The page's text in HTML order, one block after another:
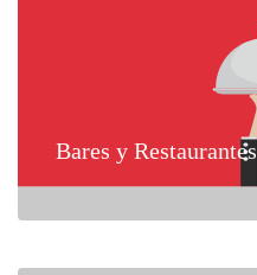
Bares y Restaurantes